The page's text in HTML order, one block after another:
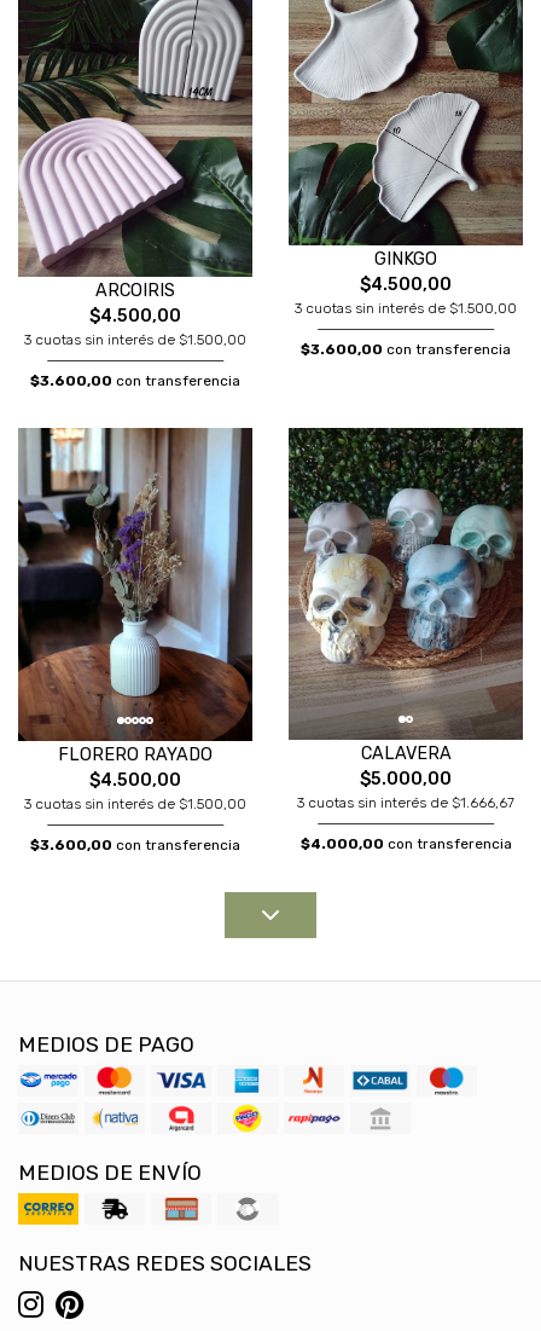
ARCOIRIS
$4.500,00
3 cuotas sin interés de $1.500,00
$3.600,00 con transferencia
GINKGO
$4.500,00
3 cuotas sin interés de $1.500,00
$3.600,00 con transferencia
FLORERO RAYADO
$4.500,00
3 cuotas sin interés de $1.500,00
$3.600,00 con transferencia
CALAVERA
$5.000,00
3 cuotas sin interés de $1.666,67
$4.000,00 con transferencia
MEDIOS DE PAGO
MEDIOS DE ENVÍO
NUESTRAS REDES SOCIALES